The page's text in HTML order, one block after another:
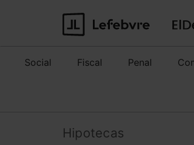
Social Fiscal Penal
Hipotecas